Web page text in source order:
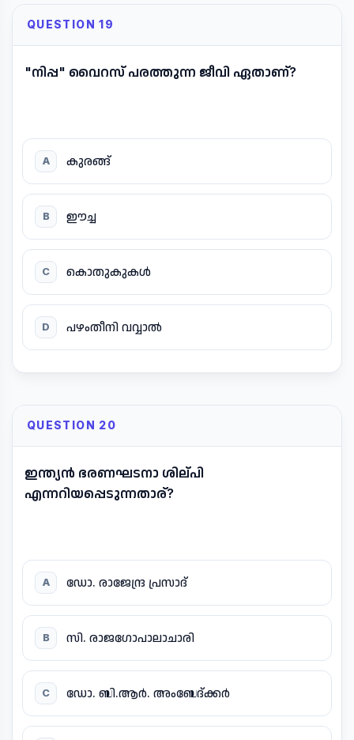
QUESTION 19
"നിപ്പ" വൈറസ് പരത്തുന്ന ജീവി ഏതാണ്?
A കുരങ്ങ്
B ഈച്ച
C കൊതുകുകൾ
D പഴംതീനി വവ്വാൽ
QUESTION 20
ഇന്ത്യൻ ഭരണഘടനാ ശില്പി
എന്നറിയപ്പെടുന്നതാര്?
A ഡോ. രാജേന്ദ്ര പ്രസാദ്
B സി. രാജഗോപാലാചാരി
C ഡോ. ബി.ആർ. അംബേദ്ക്കർ